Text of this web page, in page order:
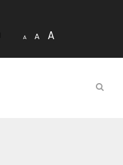
A A A